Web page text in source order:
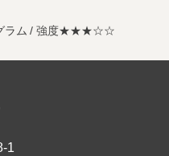
ラム 強度★★★☆☆
1